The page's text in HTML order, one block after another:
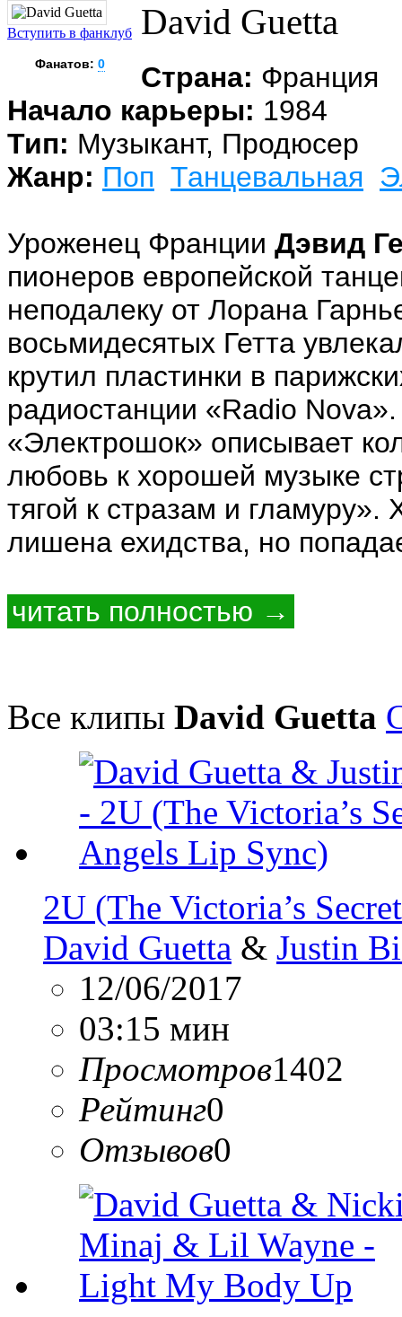
Вступить в фанклуб
Фанатов: 0
David Guetta
Страна: Франция
Начало карьеры: 1984
Тип: Музыкант, Продюсер
Жанр: Поп Танцевальная
Уроженец Франции Дэвид
пионеров европейской
неподалеку от Лорана
восьмидесятых Гетта
крутил пластинки в
радиостанции «Radio
«Электрошок» описывает
любовь к хорошей музыке
тягой к стразам и гламуру».
лишена ехидства, но
читать полностью →
Все клипы David Guetta
2U (The Victoria’s
David Guetta & Justin
12/06/2017
03:15 мин
Просмотров1402
Рейтинг0
Отзывов0